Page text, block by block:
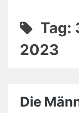
Tag:
2023
Die